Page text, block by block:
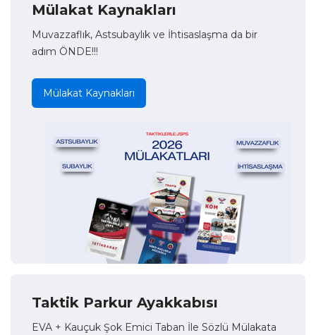
Mülakat Kaynakları
Muvazzaflık, Astsubaylık ve İhtisaslaşma da bir
adım ÖNDE!!!
Mülakat Kaynakları
Taktik Parkur Ayakkabısı
EVA + Kauçuk Şok Emici Taban İle Sözlü Mülakata